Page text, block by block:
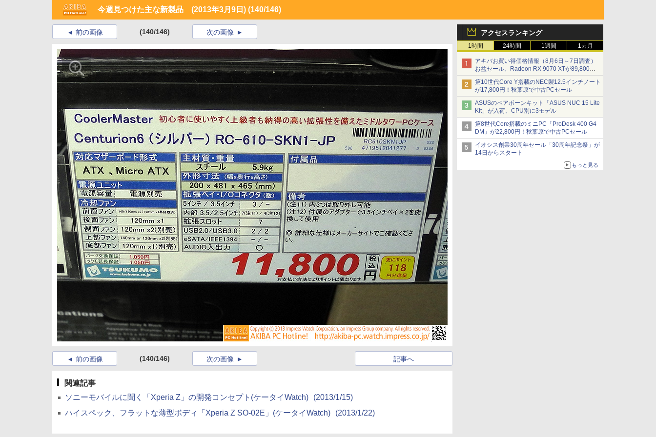
今週見つけた主な新製品 (2013年3月9日) (140/146)
アクセスランキング
1時間 24時間 1週間 1カ月
アキバお買い得価格情報（8月6日～7日調査）
お盆セール、Radeon RX 9070 XTが89,800
円、水平周波数24.8kHz対応の17型モニターが
9,801円、暑さ指数連動セール ほか
第10世代Core Y搭載のNEC製12.5インチノート
が17,800円！秋葉原で中古PCセール
ASUSのベアボーンキット「ASUS NUC 15 Lite
Kit」が入荷、CPU別に3モデル
第8世代Core搭載のミニPC「ProDesk 400 G4
DM」が22,800円！秋葉原で中古PCセール
イオシス創業30周年セール「30周年記念祭」が
14日からスタート
もっと見る
前の画像 (140/146) 次の画像
前の画像 (140/146) 記事へ
次の画像
関連記事
ソニーモバイルに聞く「Xperia Z」の開発コンセプト(ケータイWatch)
(2013/1/15)
ハイスペック、フラットな薄型ボディ「Xperia Z SO-02E」(ケータイWatch)
(2013/1/22)